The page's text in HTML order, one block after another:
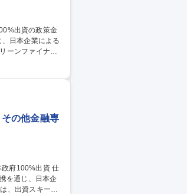
ーンファイナン
ます。 募集
の他金融専
を通じ、日本企